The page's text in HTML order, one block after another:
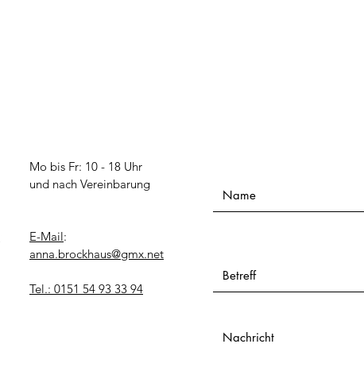
Mo bis Fr: 10 - 18 Uhr
​​und nach Vereinbarung
E-Mail:
anna.brockhaus@gmx.net
Tel.: 0151 54 93 33 94